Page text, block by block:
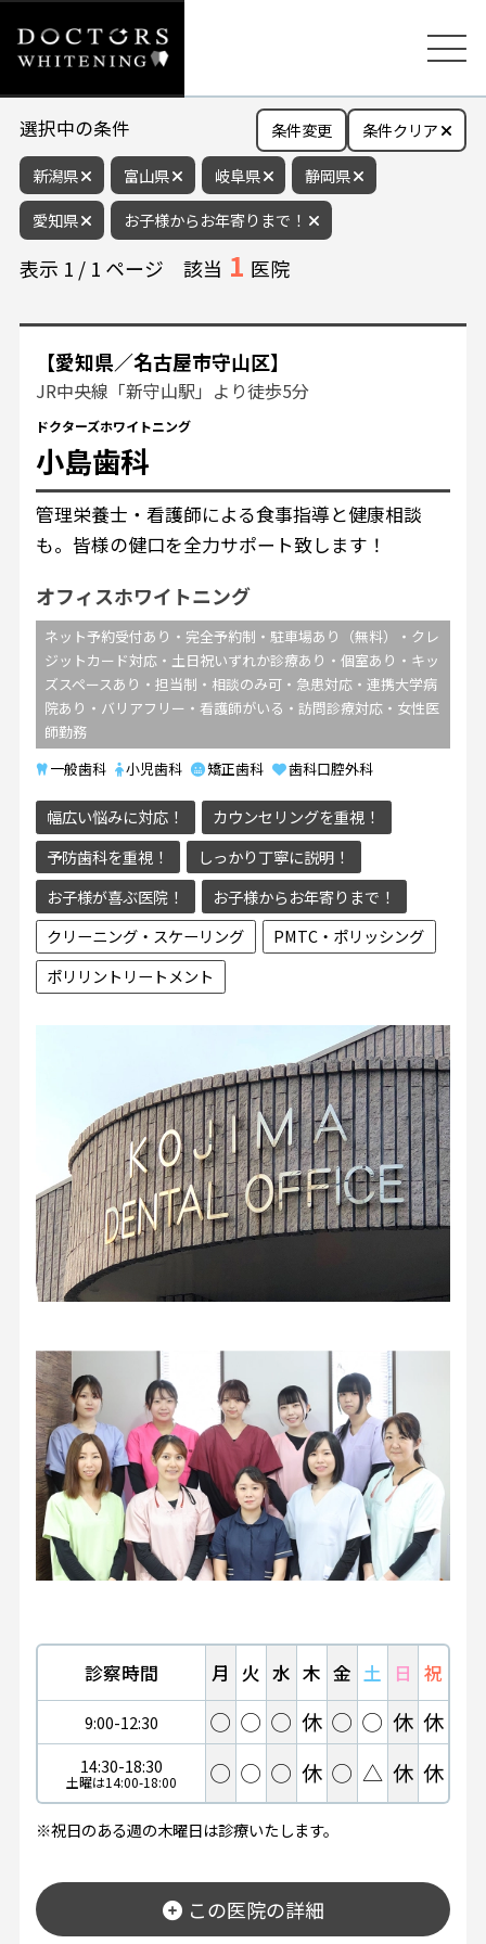
選択中の条件
新潟県 富山県 岐阜県
静岡県
愛知県
お子様からお年寄りまで！
条件変更 条件クリア
表示 1 / 1 ページ 該当 1 医院
【愛知県／名古屋市守山区】
JR中央線「新守山駅」より徒歩5分
ドクターズホワイトニング
小島歯科
管理栄養士・看護師による食事指導と健康相談
も。皆様の健口を全力サポート致します！
オフィスホワイトニング
ネット予約受付あり・完全予約制・駐車場あり（無料）・クレ
ジットカード対応・土日祝いずれか診療あり・個室あり・キッ
ズスペースあり・担当制・相談のみ可・急患対応・連携大学病
院あり・バリアフリー・看護師がいる・訪問診療対応・女性医
師勤務
一般歯科
小児歯科 矯正歯科 歯科口腔外科
幅広い悩みに対応！
カウンセリングを重視！
予防歯科を重視！
しっかり丁寧に説明！
お子様が喜ぶ医院！
お子様からお年寄りまで！
クリーニング・スケーリング
PMTC・ポリッシング
ポリリントリートメント
診察時間 月 火 水 木 金 土 日 祝
9:00-12:30 ◯ ◯ ◯ 休 ◯ ◯ 休 休
14:30-18:30
土曜は14:00-18:00 ◯ ◯ ◯ 休 ◯ △ 休 休
※祝日のある週の木曜日は診療いたします。
この医院の詳細